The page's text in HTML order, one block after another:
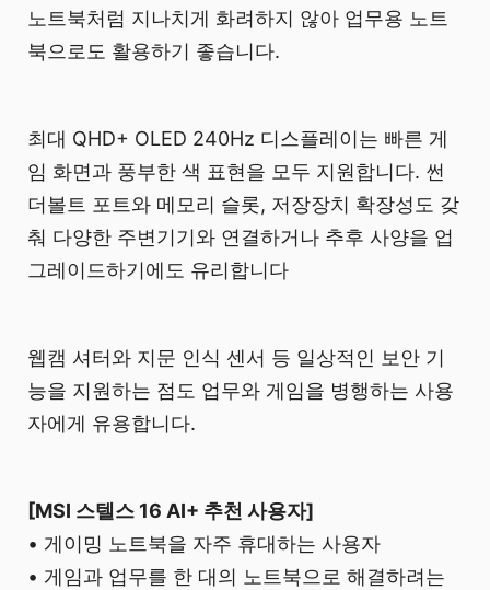
노트북처럼 지나치게 화려하지 않아 업무용 노트
북으로도 활용하기 좋습니다.
최대 QHD+ OLED 240Hz 디스플레이는 빠른 게
임 화면과 풍부한 색 표현을 모두 지원합니다. 썬
더볼트 포트와 메모리 슬롯, 저장장치 확장성도 갖
춰 다양한 주변기기와 연결하거나 추후 사양을 업
그레이드하기에도 유리합니다
웹캠 셔터와 지문 인식 센서 등 일상적인 보안 기
능을 지원하는 점도 업무와 게임을 병행하는 사용
자에게 유용합니다.
[MSI 스텔스 16 AI+ 추천 사용자]
• 게이밍 노트북을 자주 휴대하는 사용자
• 게임과 업무를 한 대의 노트북으로 해결하려는